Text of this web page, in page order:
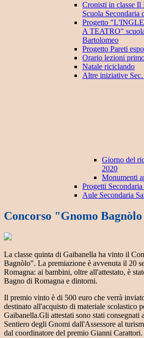
Cronisti in classe Il
Scuola Secondaria
Progetto
A TEATRO"
Bartolomeo
Progetto Pareti
Orario lezioni
Natale riciclando
Altre iniziative
Giorno del
2020
Monumenti
Progetti
Aule Secondaria
Concorso "Gnomo Bagnòlo
La classe quinta di Gaibanella ha vinto il
Bagnòlo". La premiazione è avvenuta il 20
Romagna: ai bambini, oltre all'attestato, è
Bagno di Romagna e dintorni.
Il premio vinto è di 500 euro che verrà
destinato all'acquisto di materiale scolastico
Gaibanella.Gli attestati sono stati consegnati
Sentiero degli Gnomi dall'Assessore al
dal coordinatore del premio Gianni Carattori.